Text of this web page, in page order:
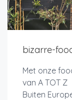
bizarre-
Met onze
van A
Buiten